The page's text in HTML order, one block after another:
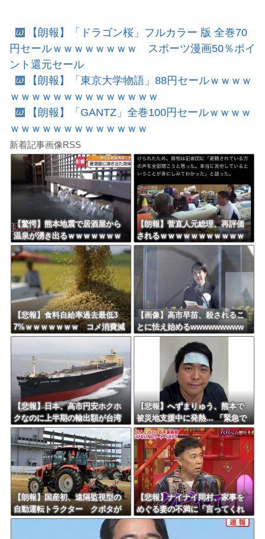
【朗報】「ドラゴン桜」フルカラー 版 全巻70
円セールｗｗｗｗｗｗｗｗ スポーツ漫画50％ポイ
ント還元セール
【朗報】「東京大学物語」88円セールｗｗｗｗ
ｗｗｗｗｗｗｗｗｗｗｗｗｗｗ
【朗報】「GANTZ」全巻100円セールｗｗｗｗ
ｗｗｗｗｗｗｗｗｗｗｗｗｗ
新着記事画像RSS
【驚愕】熊本地震で居酒屋から
温泉が湧き出るｗｗｗｗｗｗｗ
ｗｗｗｗｗ
【朗報】菅直人元総理、再評価
されるｗｗｗｗｗｗｗｗｗｗｗ
ｗｗｗｗｗｗｗ
【悲報】食料自給率過去最低3
7%ｗｗｗｗｗｗｗ コメ消費減
響く・・・
【画像】高市早苗、殺されるこ
とに怯え始めるwwwwwwwww
【悲報】日本、高市円安ホクホ
クなのに上半期の輸出額が台湾
と韓国に抜かれる・・・
【悲報】へずまりゅう、熊本で
被災地支援中に発熱… 「緊急で
病院に向かい点滴を打ったら楽
に」 回復を報告
【朗報】国産初、遠隔監視型の
自動運転トラクター クボタが
来春に発売！！！
【悲報】ナイナイ岡村、家事を
めぐる妻の不満に「言ってくれ
たら済む話やん」になるみ「バ
イトやったらクビやで」説教受